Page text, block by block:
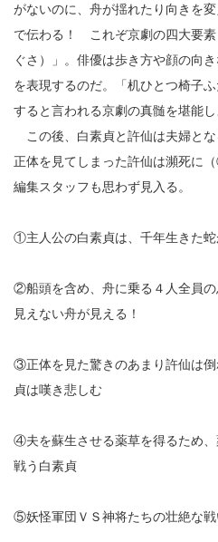
がないのに、舟が揺れたり向きを
で伝わる！ これぞ京劇の四大要素
ぐさ）」。俳優は歩き方や顔の向
を表現するのだ。「机ひとつ椅子
すると言われる京劇の真髄を堪能し
この後、白素貞と許仙は夫婦と
正体を見てしまった許仙は瀕死に
編集スタッフも思わず見入る。
①主人公の白素貞は、千年生きた
②船頭を含め、舟に乗る４人全員の
見えない舟が見える！
③正体を見た驚きのあまり許仙は
貞は嘆き悲しむ
④夫を蘇生させる薬草を得るため、
戦う白素貞
⑤妖怪軍団ＶＳ神将たちの壮絶な戦